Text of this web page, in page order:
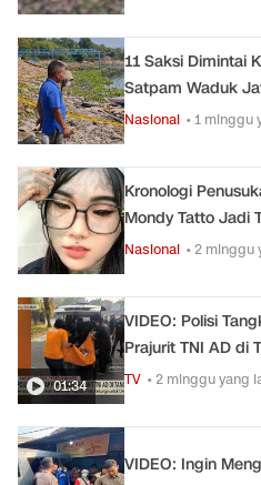
11 Saksi Dimintai
Satpam Waduk
Nasional • 1 minggu
Kronologi
Mondy Tatto Jadi
Nasional • 2 minggu
01:34
VIDEO: Polisi
Prajurit TNI AD di
TV • 2 minggu yang
VIDEO: Ingin